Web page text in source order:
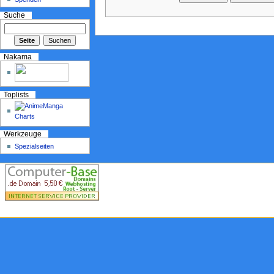
Suche
Nakama
Toplists
Werkzeuge
Spezialseiten